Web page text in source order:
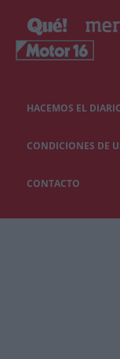
HACEMOS EL
CONDICIONES DE
CONTACTO